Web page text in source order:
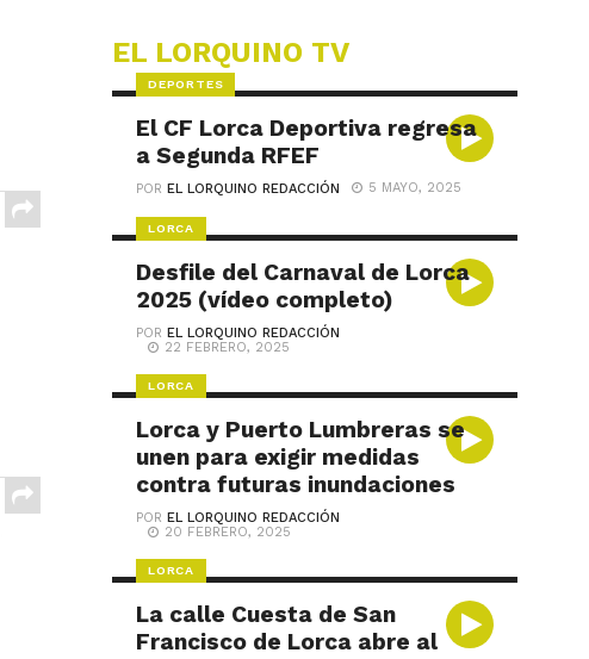
EL LORQUINO TV
DEPORTES
El CF Lorca Deportiva regresa
a Segunda RFEF
POREL LORQUINO REDACCIÓN 5 MAYO, 2025
LORCA
Desfile del Carnaval de Lorca
2025 (vídeo completo)
POREL LORQUINO REDACCIÓN
22 FEBRERO, 2025
LORCA
Lorca y Puerto Lumbreras se
unen para exigir medidas
contra futuras inundaciones
POREL LORQUINO REDACCIÓN
20 FEBRERO, 2025
LORCA
La calle Cuesta de San
Francisco de Lorca abre al